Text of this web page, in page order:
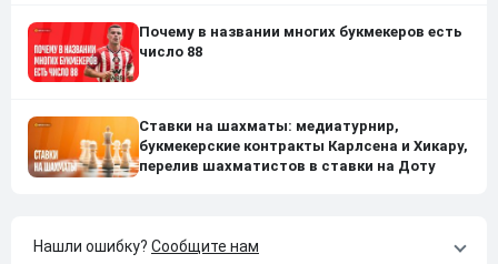
Почему в названии многих букмекеров есть
число 88
Ставки на шахматы: медиатурнир,
букмекерские контракты Карлсена и Хикару,
перелив шахматистов в ставки на Доту
Нашли ошибку? Сообщите нам